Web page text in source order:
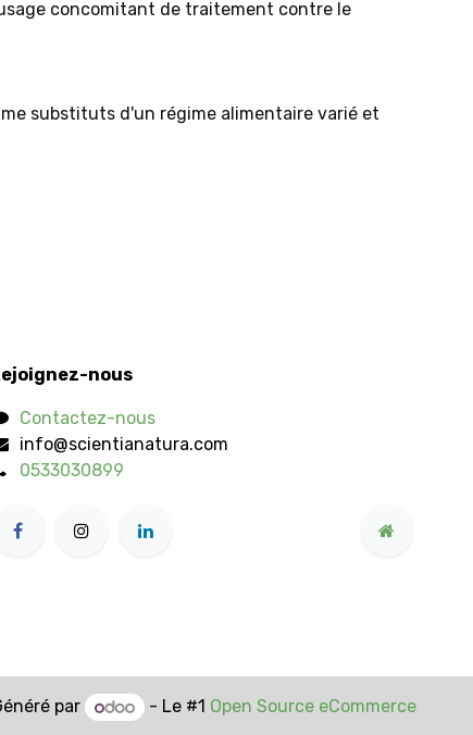
concomitant de traitement contre le
substituts d'un régime alimentaire varié et
nous
Contactez-nous
info@scientianatura.com
0533030899
par - Le #1 Open Source eCommerce